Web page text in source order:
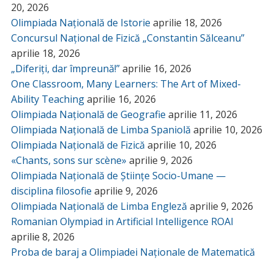
20, 2026
Olimpiada Națională de Istorie aprilie 18, 2026
Concursul Național de Fizică „Constantin Sălceanu”
aprilie 18, 2026
„Diferiți, dar împreună!”aprilie 16, 2026
One Classroom, Many Learners: The Art of Mixed-
Ability Teachingaprilie 16, 2026
Olimpiada Națională de Geografie aprilie 11, 2026
Olimpiada Națională de Limba Spaniolă aprilie 10, 2026
Olimpiada Națională de Fizică aprilie 10, 2026
«Chants, sons sur scène» aprilie 9, 2026
Olimpiada Națională de Științe Socio-Umane —
disciplina filosofie aprilie 9, 2026
Olimpiada Națională de Limba Engleză aprilie 9, 2026
Romanian Olympiad in Artificial Intelligence ROAI
aprilie 8, 2026
Proba de baraj a Olimpiadei Naționale de Matematică